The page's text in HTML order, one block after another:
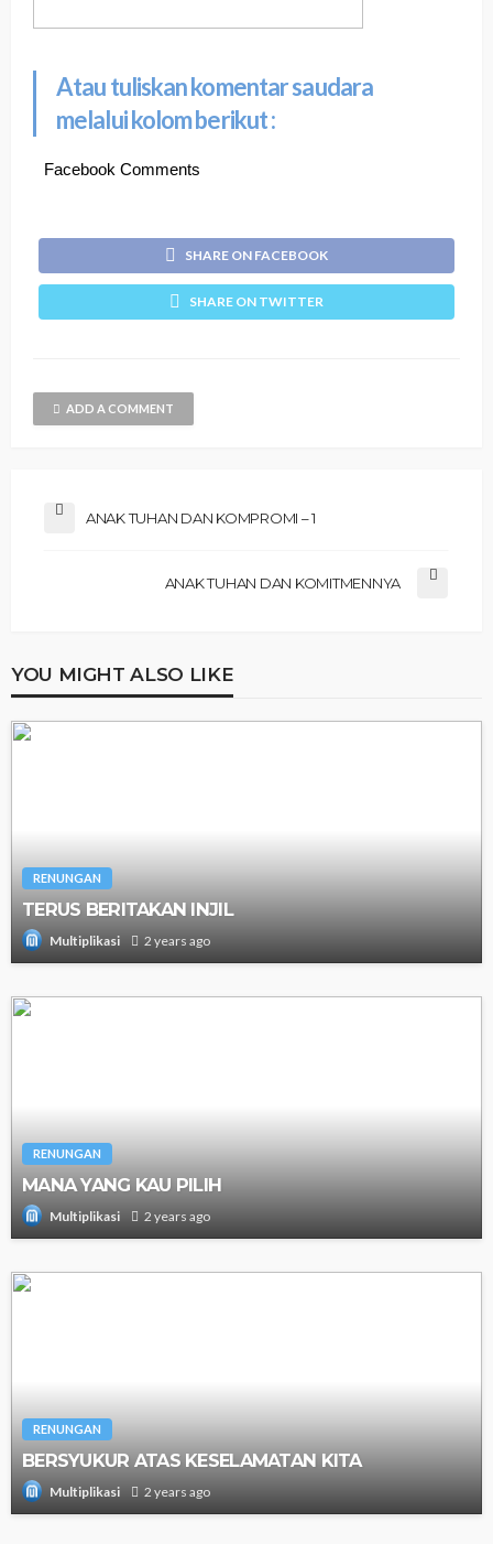
Atau tuliskan komentar saudara
melalui kolom berikut :
Facebook Comments
SHARE ON FACEBOOK
SHARE ON TWITTER
ADD A COMMENT
ANAK TUHAN DAN KOMPROMI – 1
ANAK TUHAN DAN KOMITMENNYA
YOU MIGHT ALSO LIKE
RENUNGAN
TERUS BERITAKAN INJIL
Multiplikasi 2 years ago
RENUNGAN
MANA YANG KAU PILIH
Multiplikasi 2 years ago
RENUNGAN
BERSYUKUR ATAS KESELAMATAN KITA
Multiplikasi 2 years ago